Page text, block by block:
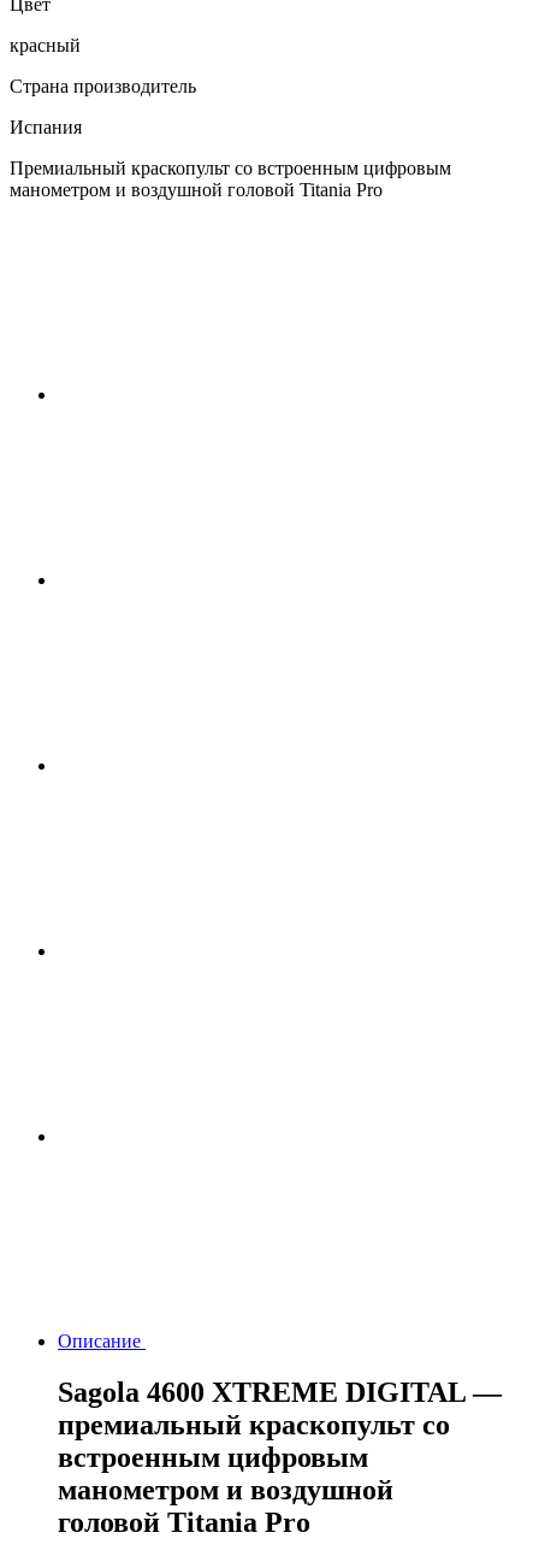
Цвет
красный
Страна производитель
Испания
Премиальный краскопульт со встроенным цифровым
манометром и воздушной головой Titania Pro
Описание
Sagola 4600 XTREME DIGITAL —
премиальный краскопульт со
встроенным цифровым
манометром и воздушной
головой Titania Pro